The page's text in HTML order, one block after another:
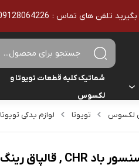
- 02136610186 - تمامی محصولات اورجینال هستند
هایلوکس
شماتیک کلیه قطعات تویوتا و
لکسوس
تویوتا لکسوس تویوتا لوازم یدکی تویوتا